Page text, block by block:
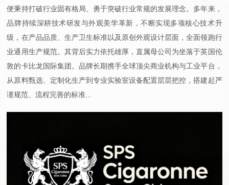
便秉持打破行业固有格局、勇于突破行业常规的发展理念。多年来，
品牌持续深耕技术研发与外观美学革新，不断实现多项核心技术升
级，在产品品质、生产卫生标准以及原创外观设计层面，全面领跑行
业通用生产规范。其背后实力依托雄厚，直属母公司为坐落于英国伦
敦的卡比龙国际集团。品牌长期携手全球顶尖商业机构与工业平台，
从原料甄选、定制化生产到专业实验室设备配置层层把控，搭建起严
谨规范、流程完善的标准...